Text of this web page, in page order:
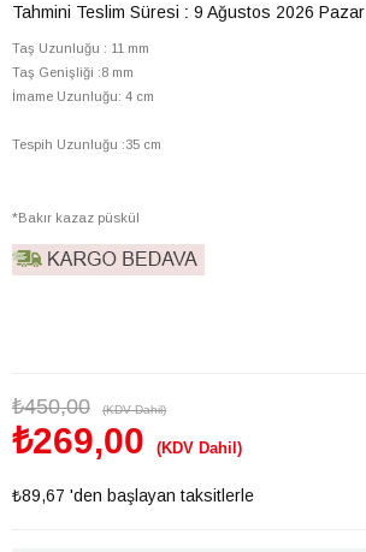
Tahmini Teslim Süresi : 9 Ağustos 2026 Pazar
Taş Uzunluğu : 11 mm
Taş Genişliği :8 mm
İmame Uzunluğu: 4 cm
Tespih Uzunluğu :35 cm
*Bakır kazaz püskül
₺450,00 (KDV Dahil)
₺269,00 (KDV Dahil)
₺89,67 'den başlayan taksitlerle